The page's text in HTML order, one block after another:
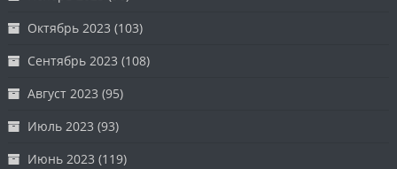
Октябрь 2023 (103)
Сентябрь 2023 (108)
Август 2023 (95)
Июль 2023 (93)
Июнь 2023 (119)